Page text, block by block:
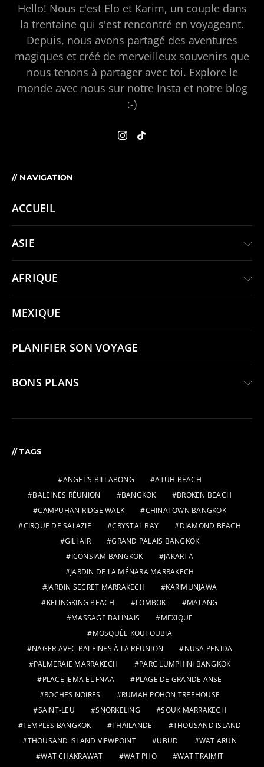
Hello! Nous c'est Elo et Karim, un couple dans
la trentaine qui s'est rencontré en voyageant.
Depuis, nous avons partagé des aventures
magiques et créé de merveilleux souvenirs que
nous tenons à partager avec toi. Explore le
monde avec nous sur notre Insta et notre blog
:-)
// NAVIGATION
ACCUEIL
ASIE
AFRIQUE
MEXIQUE
PLANIFIER SON VOYAGE
BONS PLANS
// TAGS
ANGEL’S BILLABONG
ATUH BEACH
BALEINES RÉUNION
BANGKOK
BROKEN BEACH
CAMPUHAN RIDGE WALK
CHINATOWN BANGKOK
CIRQUE DE SALAZIE
CRYSTAL BAY
DIAMOND BEACH
GILI AIR
GRAND PALAIS BANGKOK
ICONSIAM BANGKOK
JAKARTA
JARDIN DE LA MÉNARA MARRAKECH
JARDIN SECRET MARRAKECH
KARIMUNJAWA
KELINGKING BEACH
LOMBOK
MALANG
MASSAGE BALINAIS
MEXIQUE
MOSQUÉE KOUTOUBIA
NAGER AVEC BALEINES À LA RÉUNION
NUSA PENIDA
PALMERAIE MARRAKECH
PARC LUMPHINI BANGKOK
PLACE JEMA EL FNAA
PLAGE DE GRANDE ANSE
ROCHES NOIRES
RUMAH POHON TREEHOUSE
SAINT-LEU
SNORKELING
SOUK MARRAKECH
TEMPLES BANGKOK
THAÏLANDE
THOUSAND ISLAND
THOUSAND ISLAND VIEWPOINT
UBUD
WAT ARUN
WAT CHAKRAWAT
WAT PHO
WAT TRAIMIT